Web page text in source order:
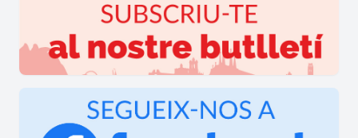
plafons de l'Anoia Panoràmica corresponent als
9 municipis que formen part d'aquest sender.
pròpiament aVilanova del Camíés l'itinerari que
va de la Pobla de Claramunt al Santuari de